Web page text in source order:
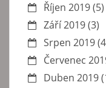
Říjen 2019(5)
Září 2019(3)
Srpen 2019
Červenec
Duben 2019